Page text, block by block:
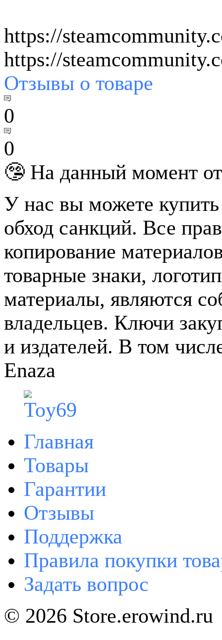
https://
https://
Отзывы о товаре
0
0
🤥 На данный момент
У нас вы можете
обход санкций. Все
копирование
товарные знаки,
материалы, являются
владельцев. Ключи
и издателей. В том
Enaza
Главная
Товары
Гарантии
Отзывы
Поддержка
Правила покупки
Задать вопрос
© 2026 Store.erowind.ru